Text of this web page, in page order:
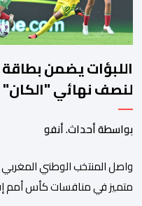
اللبؤات يضمن بطاقة
لنصف نهائي "الكان"
بواسطة أحداث. أنفو
واصل المنتخب الوطني